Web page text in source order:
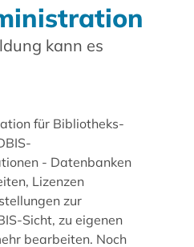
kann es
für Bibliotheks-
- Datenbanken
Lizenzen
zur
Sicht, zu eigenen
bearbeiten. Noch